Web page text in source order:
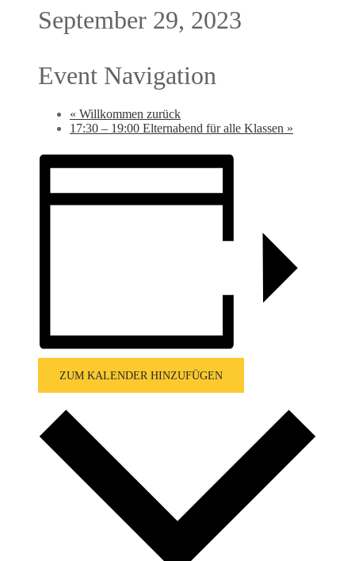
September 29, 2023
Event Navigation
« Willkommen zurück
17:30 – 19:00 Elternabend für alle Klassen »
ZUM KALENDER HINZUFÜGEN